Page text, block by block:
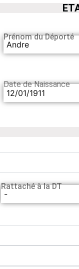
Prénom du Déporté
Andre
Date de Naissance
12/01/1911
Rattaché à la DT
-